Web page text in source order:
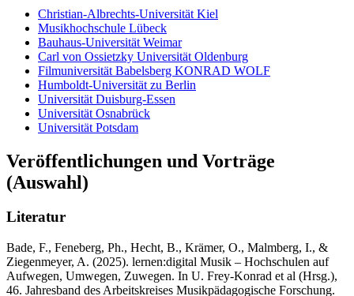
Christian-Albrechts-Universität Kiel
Musikhochschule Lübeck
Bauhaus-Universität Weimar
Carl von Ossietzky Universität Oldenburg
Filmuniversität Babelsberg KONRAD WOLF
Humboldt-Universität zu Berlin
Universität Duisburg-Essen
Universität Osnabrück
Universität Potsdam
Veröffentlichungen und Vorträge
(Auswahl)
Literatur
Bade, F., Feneberg, Ph., Hecht, B., Krämer, O., Malmberg, I., &
Ziegenmeyer, A. (2025). lernen:digital Musik – Hochschulen auf
Aufwegen, Umwegen, Zuwegen. In U. Frey-Konrad et al (Hrsg.),
46. Jahresband des Arbeitskreises Musikpädagogische Forschung.